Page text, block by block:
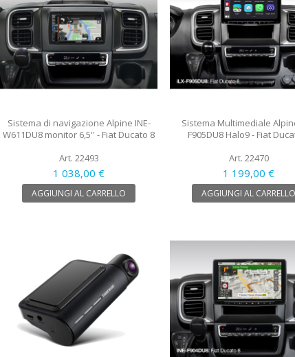
Sistema di navigazione Alpine INE-
W611DU8 monitor 6,5'' - Fiat Ducato 8
Art. 22493
1 038,00 €
AGGIUNGI AL CARRELLO
Sistema Multimediale
F905DU8 Halo9 - Fiat
Art. 22470
1 199,00 €
AGGIUNGI AL CARRELLO